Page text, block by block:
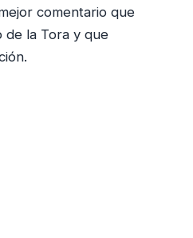
comentario que
de la Tora y que